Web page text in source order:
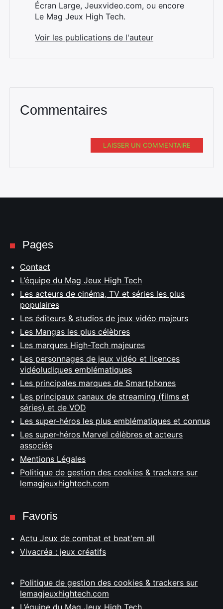
Écran Large, Jeuxvideo.com, ou encore
Le Mag Jeux High Tech.
Voir les publications de l'auteur
Commentaires
LAISSER UN COMMENTAIRE
Pages
Contact
L’équipe du Mag Jeux High Tech
Les acteurs de cinéma, TV et séries les plus
populaires
Les éditeurs & studios de jeux vidéo majeurs
Les Mangas les plus célèbres
Les marques High-Tech majeures
Les personnages de jeux vidéo et licences
vidéoludiques emblématiques
Les principales marques de Smartphones
Les principaux canaux de streaming (films et
séries) et de VOD
Les super-héros les plus emblématiques et connus
Les super-héros Marvel célèbres et acteurs
associés
Mentions Légales
Politique de gestion des cookies & trackers sur
lemagjeuxhightech.com
Favoris
Actu Jeux de combat et beat'em all
Vivacréa : jeux créatifs
Politique de gestion des cookies & trackers sur
lemagjeuxhightech.com
L’équipe du Mag Jeux High Tech
Rechercher